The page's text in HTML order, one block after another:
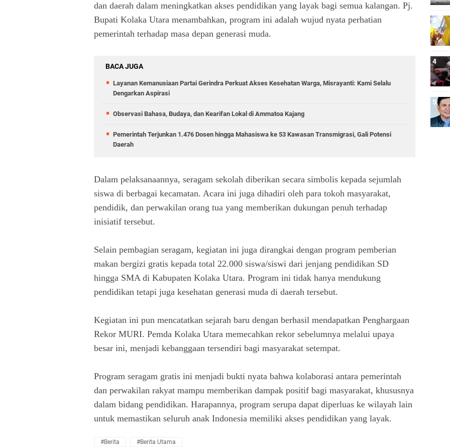
dan daerah dalam meningkatkan akses pendidikan yang layak bagi semua kalangan. Pj.
Bupati Kolaka Utara menambahkan, program ini adalah wujud nyata perhatian
pemerintah terhadap masa depan generasi muda.
BACA JUGA
Layanan Kemanusiaan Partai Gerindra Perkuat Akses Kesehatan Warga, Misrayanti: Kami Selalu
Dengarkan Aspirasi
Observasi Bahasa, Budaya, dan Kearifan Lokal di Ammatoa Kajang
Pemerintah Terjunkan 1.476 Dosen hingga Mahasiswa ke 53 Kawasan Transmigrasi, Gali Potensi
Daerah
Dalam pelaksanaannya, seragam sekolah diberikan secara simbolis kepada sejumlah
siswa di berbagai kecamatan. Acara ini juga dihadiri oleh para tokoh masyarakat,
pendidik, dan perwakilan orang tua yang memberikan dukungan penuh terhadap
inisiatif tersebut.
Selain pembagian seragam, kegiatan ini juga dirangkai dengan program pemberian
makan bergizi gratis kepada total 22.000 siswa/siswi dari jenjang pendidikan SD
hingga SMA di Kabupaten Kolaka Utara. Program ini tidak hanya mendukung
pendidikan tetapi juga kesehatan generasi muda di daerah tersebut.
Kegiatan ini pun mencatatkan sejarah baru dengan berhasil mendapatkan Penghargaan
Rekor MURI. Pemda Kolaka Utara memecahkan rekor sebelumnya melalui upaya
besar ini, menjadi kebanggaan tersendiri bagi masyarakat setempat.
Program seragam gratis ini menjadi bukti nyata bahwa kolaborasi antara pemerintah
dan perwakilan rakyat mampu memberikan dampak positif bagi masyarakat, khususnya
dalam bidang pendidikan. Harapannya, program serupa dapat diperluas ke wilayah lain
untuk memastikan seluruh anak Indonesia memiliki akses pendidikan yang layak.
#Berita #Berita Utama